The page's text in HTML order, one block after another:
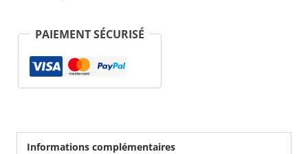
PAIEMENT SÉCURISÉ
Informations complémentaires